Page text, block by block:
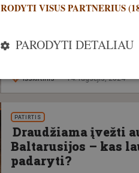
Augintiniai iš
plūsta į Lietuvą –
griežtinimai šį
Išskirtinis 14. rugsėjis, 2024
PATIRTIS
Draudžiama įvežti
Baltarusijos – kas
padaryti?
RODYTI VISUS PARTNERIUS
PARODYTI DETALIAU